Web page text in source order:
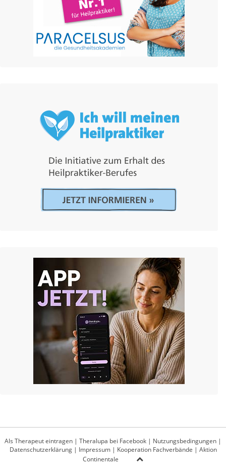
Als Therapeut eintragen | Theralupa bei Facebook | Nutzungsbedingungen |
Datenschutzerklärung| Impressum| Kooperation Fachverbände | Aktion
Continentale